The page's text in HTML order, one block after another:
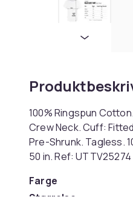
100% Ringspun
Crew Neck. Cuff:
Pre-Shrunk. Tagless.
50 in. Ref: UTTV25274
Farge